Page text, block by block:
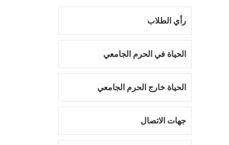
رأي الطلاب
الحياة في الحرم الجامعي
الحياة خارج الحرم الجامعي
جهات الاتصال